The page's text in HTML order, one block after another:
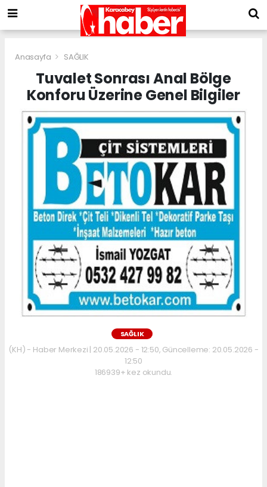
Anasayfa SAĞLIK
Tuvalet Sonrası Anal Bölge
Konforu Üzerine Genel Bilgiler
SAĞLIK
(KH) - Haber Merkezi | 20.05.2026 - 12:50, Güncelleme: 20.05.2026 -
12:50
186939+ kez okundu.